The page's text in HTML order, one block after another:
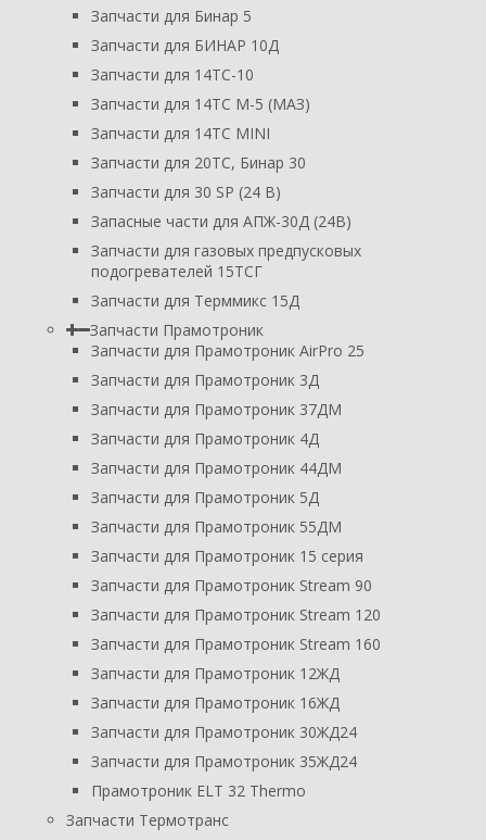
Запчасти для Бинар 5
Запчасти для БИНАР 10Д
Запчасти для 14ТС-10
Запчасти для 14ТС М-5 (МАЗ)
Запчасти для 14ТС MINI
Запчасти для 20ТС, Бинар 30
Запчасти для 30 SP (24 В)
Запасные части для АПЖ-30Д (24В)
Запчасти для газовых предпусковых
подогревателей 15ТСГ
Запчасти для Терммикс 15Д
Запчасти Прамотроник
Запчасти для Прамотроник AirPro 25
Запчасти для Прамотроник 3Д
Запчасти для Прамотроник 37ДМ
Запчасти для Прамотроник 4Д
Запчасти для Прамотроник 44ДМ
Запчасти для Прамотроник 5Д
Запчасти для Прамотроник 55ДМ
Запчасти для Прамотроник 15 серия
Запчасти для Прамотроник Stream 90
Запчасти для Прамотроник Stream 120
Запчасти для Прамотроник Stream 160
Запчасти для Прамотроник 12ЖД
Запчасти для Прамотроник 16ЖД
Запчасти для Прамотроник 30ЖД24
Запчасти для Прамотроник 35ЖД24
Прамотроник ELT 32 Thermo
Запчасти Термотранс